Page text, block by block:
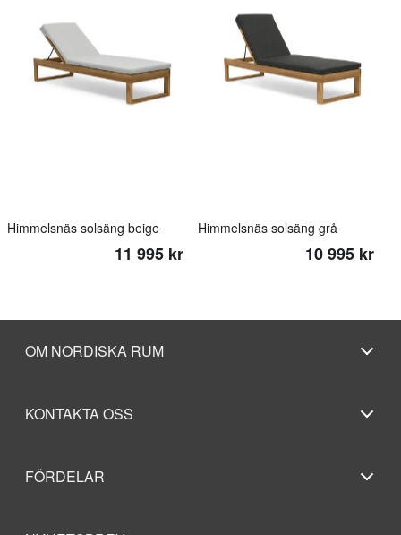
Himmelsnäs solsäng beige
11 995 kr
Himmelsnäs solsäng grå
10 995 kr
OM NORDISKA RUM
KONTAKTA OSS
FÖRDELAR